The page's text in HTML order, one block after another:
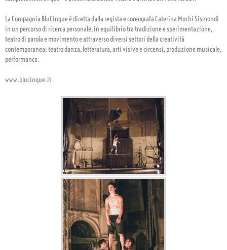
La Compagnia BluCinque è diretta dalla regista e coreografa Caterina Mochi Sismondi
in un percorso di ricerca personale, in equilibrio tra tradizione e sperimentazione,
teatro di parola e movimento e attraverso diversi settori della creatività
contemporanea: teatro danza, letteratura, arti visive e circensi, produzione musicale,
performance.
www.blucinque.it